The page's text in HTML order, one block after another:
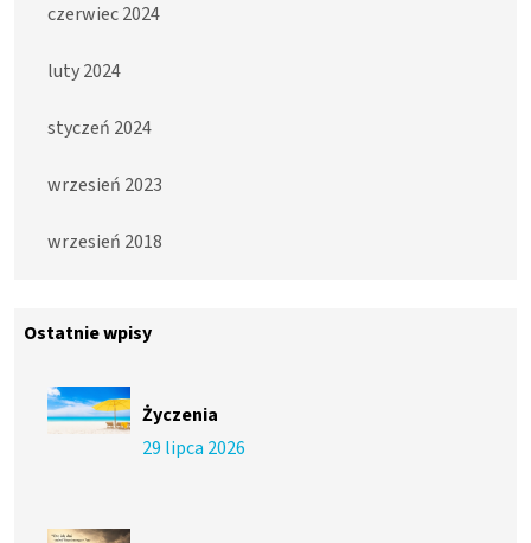
czerwiec 2024
luty 2024
styczeń 2024
wrzesień 2023
wrzesień 2018
Ostatnie wpisy
Życzenia
29 lipca 2026